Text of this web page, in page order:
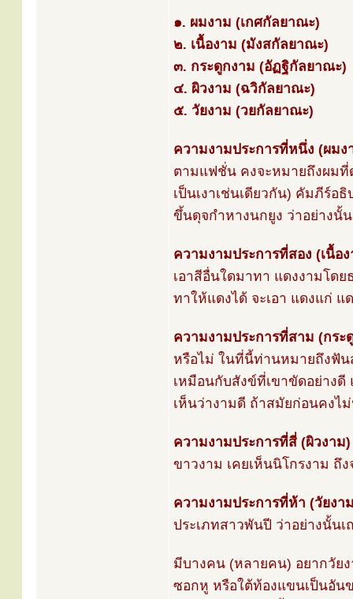
๑. ผมงาม (เกศกัลยาณะ)
๒. เนื้องาม (มังสกัลยาณะ)
๓. กระดูกงาม (อัฏฐิกัลยาณะ)
๔. ผิวงาม (ฉวิกัลยาณะ)
๕. วัยงาม (วยกัลยาณะ)
ความงามประการที่หนึ่ง (ผมง
ตามแฟชั่น คงจะหมายถึงผมที่
เป็นเงาเช่นเดียวกัน) คัมภีร์อ
ขึ้นดุจกำหางนกยูง ว่าอย่าง
ความงามประการที่สอง (เนื้อ
เอาสีอื่นใดมาทา แดงงามโด
ทาให้แดงได้ จะเอา แดงแก่
ความงามประการที่สาม (กระ
หรือไม่ ในที่นี้ท่านหมายถึงฟัน
เหมือนกับสังข์ที่เขาขัดอย่างดี
เห็นว่างามดี ถ้าสมัยก่อนคงไ
ความงามประการที่สี่ (ผิวงาม)
ขาวงาม เคยเห็นนิโกรงาม ถึ
ความงามประการที่ห้า (วัยงา
ประเภทสาวพันปี ว่าอย่างนั้นเ
มีบางคน (หลายคน) อยากวัย
ซอกหู หรือใต้ท้องแขนเป็นอัน